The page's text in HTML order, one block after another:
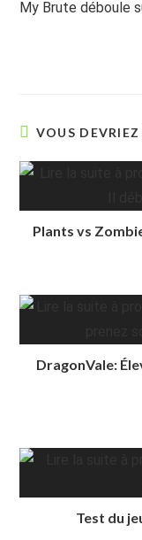
articles
My Brute déboule
VOUS
Plants vs
DragonVale:
Test du